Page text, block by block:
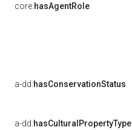
core:hasAgentRole
a-dd:hasConservationStatus
a-dd:hasCulturalPropertyType